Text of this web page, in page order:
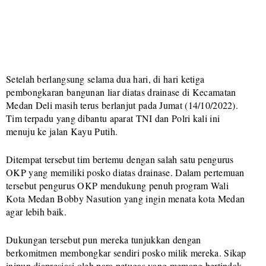
Setelah berlangsung selama dua hari, di hari ketiga
pembongkaran bangunan liar diatas drainase di Kecamatan
Medan Deli masih terus berlanjut pada Jumat (14/10/2022).
Tim terpadu yang dibantu aparat TNI dan Polri kali ini
menuju ke jalan Kayu Putih.
Ditempat tersebut tim bertemu dengan salah satu pengurus
OKP yang memiliki posko diatas drainase. Dalam pertemuan
tersebut pengurus OKP mendukung penuh program Wali
Kota Medan Bobby Nasution yang ingin menata kota Medan
agar lebih baik.
Dukungan tersebut pun mereka tunjukkan dengan
berkomitmen membongkar sendiri posko milik mereka. Sikap